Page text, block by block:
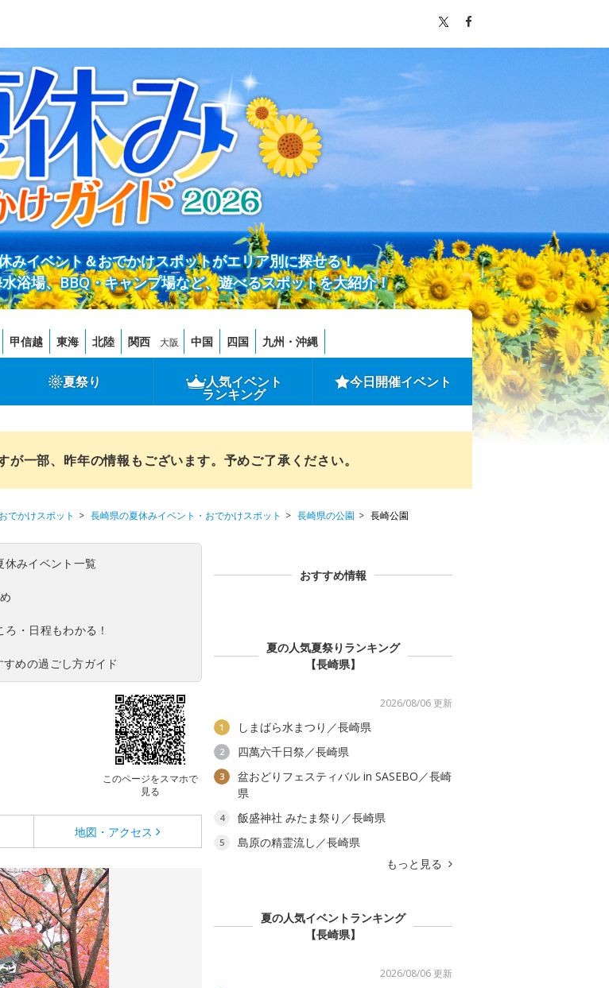
みイベント＆おでかけスポットがエリア別に探せる！
浴場、BBQ・キャンプ場など、遊べるスポットを大紹介！
甲信越 東海 北陸 関西 大阪 中国 四国 九州・沖縄
夏祭り 人気イベント
ランキング
今日開催イベント
一部、昨年の情報もございます。予めご了承ください。
でかけスポット 長崎県の夏休みイベント・おでかけスポット 長崎県の公園 長崎公園
みイベント一覧
・日程もわかる！
めの過ごし方ガイド
このページをスマホで
見る
地図・アクセス
おすすめ情報
夏の人気夏祭りランキング
【長崎県】
2026/08/06 更新
1 しまばら水まつり／長崎県
2 四萬六千日祭／長崎県
3
盆おどりフェスティバル in SASEBO／長崎
県
4 飯盛神社 みたま祭り／長崎県
5
島原の精霊流し／長崎県
もっと見る
夏の人気イベントランキング
【長崎県】
2026/08/06 更新